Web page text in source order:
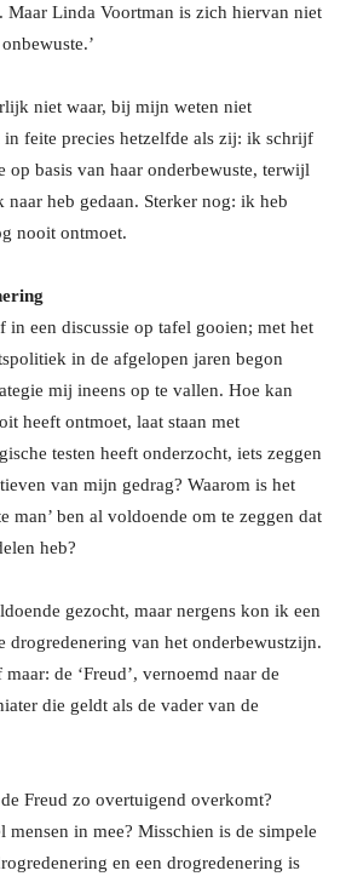
Maar Linda Voortman is zich hiervan niet
niet waar, bij mijn weten niet
feite precies hetzelfde als zij: ik schrijf
op basis van haar onderbewuste, terwijl
heb gedaan. Sterker nog: ik heb
nooit ontmoet.
in een discussie op tafel gooien; met het
in de afgelopen jaren begon
mij ineens op te vallen. Hoe kan
heeft ontmoet, laat staan met
testen heeft onderzocht, iets zeggen
van mijn gedrag? Waarom is het
man’ ben al voldoende om te zeggen dat
heb?
gezocht, maar nergens kon ik een
drogredenering van het onderbewustzijn.
de ‘Freud’, vernoemd naar de
die geldt als de vader van de
Freud zo overtuigend overkomt?
mensen in mee? Misschien is de simpele
en een drogredenering is